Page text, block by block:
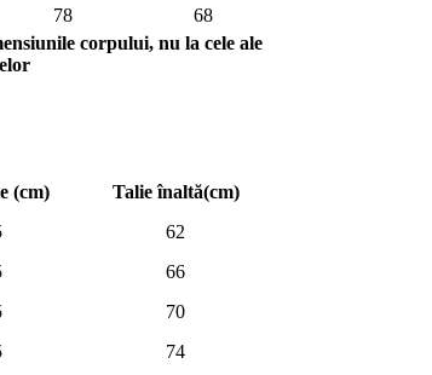
78
68
corpului, nu la cele ale
(cm)
Talie înaltă(cm)
62
66
70
74